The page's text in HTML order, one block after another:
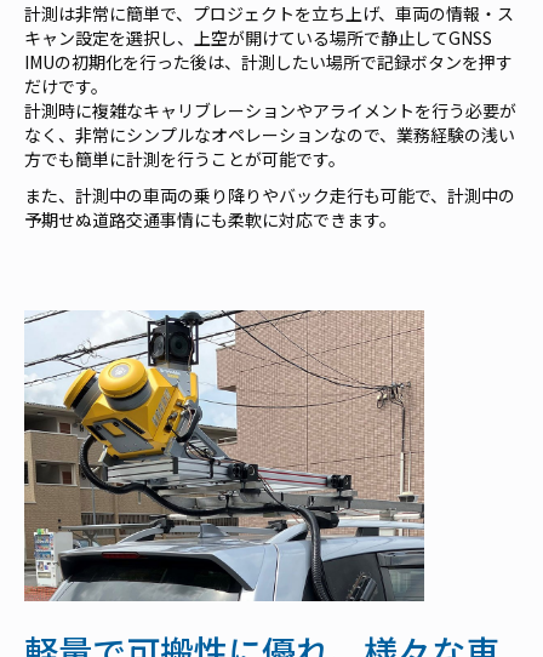
計測は非常に簡単で、プロジェクトを立ち上げ、車両の情報・ス
キャン設定を選択し、上空が開けている場所で静止してGNSS
IMUの初期化を行った後は、計測したい場所で記録ボタンを押す
だけです。
計測時に複雑なキャリブレーションやアライメントを行う必要が
なく、非常にシンプルなオペレーションなので、業務経験の浅い
方でも簡単に計測を行うことが可能です。
また、計測中の車両の乗り降りやバック走行も可能で、計測中の
予期せぬ道路交通事情にも柔軟に対応できます。